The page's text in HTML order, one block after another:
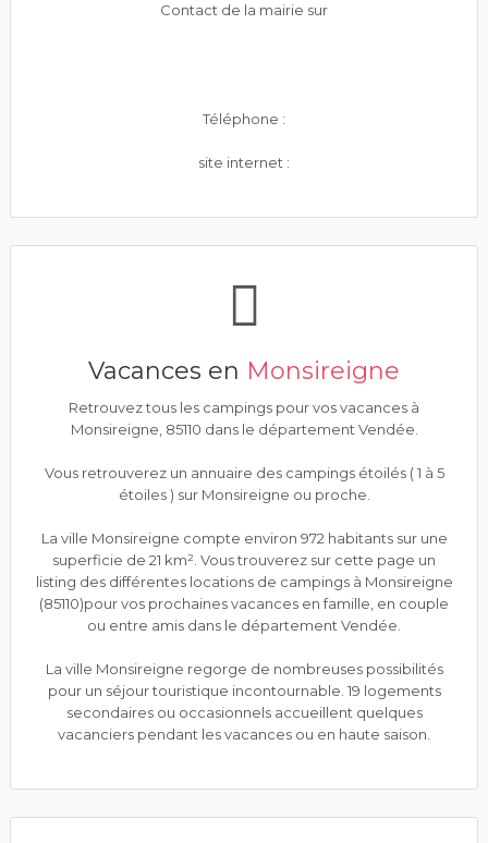
Contact de la mairie sur
Téléphone :
site internet :
Vacances en Monsireigne
Retrouvez tous les campings pour vos vacances à
Monsireigne, 85110 dans le département Vendée.
Vous retrouverez un annuaire des campings étoilés ( 1 à 5
étoiles ) sur Monsireigne ou proche.
La ville Monsireigne compte environ 972 habitants sur une
superficie de 21 km². Vous trouverez sur cette page un
listing des différentes locations de campings à Monsireigne
(85110)pour vos prochaines vacances en famille, en couple
ou entre amis dans le département Vendée.
La ville Monsireigne regorge de nombreuses possibilités
pour un séjour touristique incontournable. 19 logements
secondaires ou occasionnels accueillent quelques
vacanciers pendant les vacances ou en haute saison.